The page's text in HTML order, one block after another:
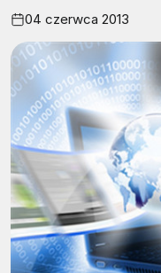
04 czerwca 2013